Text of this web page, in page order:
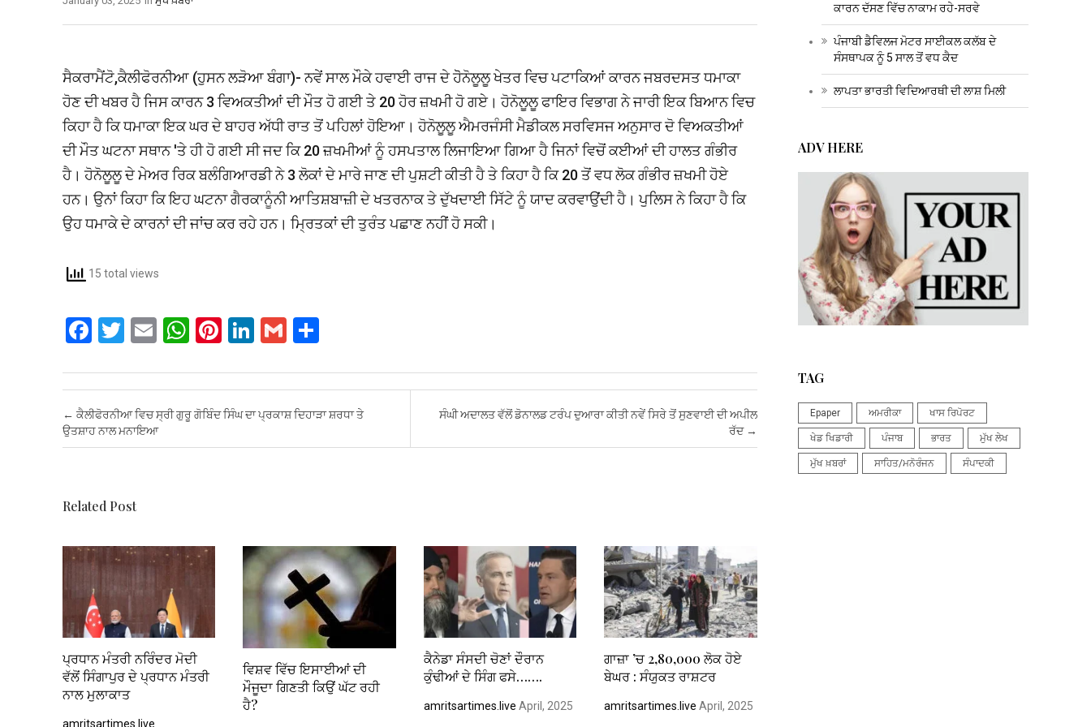
ਸੈਕਰਾਮੈਂਟੋ,ਕੈਲੀਫੋਰਨੀਆ (ਹੁਸਨ ਲੜੋਆ ਬੰਗਾ)- ਨਵੇਂ ਸਾਲ ਮੌਕੇ ਹਵਾਈ ਰਾਜ ਦੇ ਹੋੋਨੋਲੂਲੂ ਖੇਤਰ ਵਿਚ ਪਟਾਕਿਆਂ ਕਾਰਨ ਜਬਰਦਸਤ ਧਮਾਕਾ
ਹੋਣ ਦੀ ਖਬਰ ਹੈ ਜਿਸ ਕਾਰਨ 3 ਵਿਅਕਤੀਆਂ ਦੀ ਮੌਤ ਹੋ ਗਈ ਤੇ 20 ਹੋਰ ਜ਼ਖਮੀ ਹੋ ਗਏ। ਹੋਨੋਲੂਲੂ ਫਾਇਰ ਵਿਭਾਗ ਨੇ ਜਾਰੀ ਇਕ ਬਿਆਨ ਵਿਚ
ਕਿਹਾ ਹੈ ਕਿ ਧਮਾਕਾ ਇਕ ਘਰ ਦੇ ਬਾਹਰ ਅੱਧੀ ਰਾਤ ਤੋਂ ਪਹਿਲਾਂ ਹੋਇਆ। ਹੋਨੋਲੂਲੂ ਐਮਰਜੰਸੀ ਮੈਡੀਕਲ ਸਰਵਿਸਜ ਅਨੁਸਾਰ ਦੋ ਵਿਅਕਤੀਆਂ
ਦੀ ਮੌਤ ਘਟਨਾ ਸਥਾਨ 'ਤੇ ਹੀ ਹੋ ਗਈ ਸੀ ਜਦ ਕਿ 20 ਜ਼ਖਮੀਆਂ ਨੂੰ ਹਸਪਤਾਲ ਲਿਜਾਇਆ ਗਿਆ ਹੈ ਜਿਨਾਂ ਵਿਚੋਂ ਕਈਆਂ ਦੀ ਹਾਲਤ ਗੰਭੀਰ
ਹੈ। ਹੋਨੋਲੂਲੂ ਦੇ ਮੇਅਰ ਰਿਕ ਬਲੰਗਿਆਰਡੀ ਨੇ 3 ਲੋਕਾਂ ਦੇ ਮਾਰੇ ਜਾਣ ਦੀ ਪੁਸ਼ਟੀ ਕੀਤੀ ਹੈ ਤੇ ਕਿਹਾ ਹੈ ਕਿ 20 ਤੋਂ ਵਧ ਲੋਕ ਗੰਭੀਰ ਜ਼ਖਮੀ ਹੋਏ
ਹਨ। ਉਨਾਂ ਕਿਹਾ ਕਿ ਇਹ ਘਟਨਾ ਗੈਰਕਾਨੂੰਨੀ ਆਤਿਸ਼ਬਾਜ਼ੀ ਦੇ ਖਤਰਨਾਕ ਤੇ ਦੁੱਖਦਾਈ ਸਿੱਟੇ ਨੂੰ ਯਾਦ ਕਰਵਾਉਂਦੀ ਹੈ। ਪੁਲਿਸ ਨੇ ਕਿਹਾ ਹੈ ਕਿ
ਉਹ ਧਮਾਕੇ ਦੇ ਕਾਰਨਾਂ ਦੀ ਜਾਂਚ ਕਰ ਰਹੇ ਹਨ। ਮ੍ਰਿਤਕਾਂ ਦੀ ਤੁਰੰਤ ਪਛਾਣ ਨਹੀਂ ਹੋ ਸਕੀ।
15 total views
F
ce
b
o
T
tt
er
E
ail
W
at
s
Pi
er
es
Li
ke
dI
G
ail ar
e
Post navigation
← ਕੈਲੀਫੋਰਨੀਆ ਵਿਚ ਸ੍ਰੀ ਗੁਰੂ ਗੋਬਿੰਦ ਸਿੰਘ ਦਾ ਪ੍ਰਕਾਸ਼ ਦਿਹਾੜਾ ਸ਼ਰਧਾ ਤੇ
ਉਤਸ਼ਾਹ ਨਾਲ ਮਨਾਇਆ
ਸੰਘੀ ਅਦਾਲਤ ਵੱਲੋਂ ਡੋਨਾਲਡ ਟਰੰਪ ਦੁਆਰਾ ਕੀਤੀ ਨਵੇਂ ਸਿਰੇ ਤੋਂ ਸੁਣਵਾਈ ਦੀ ਅਪੀਲ
ਰੱਦ →
Related Post
ਪ੍ਰਧਾਨ ਮੰਤਰੀ ਨਰਿੰਦਰ ਮੋਦੀ
ਵੱਲੋਂ ਸਿੰਗਾਪੁਰ ਦੇ ਪ੍ਰਧਾਨ ਮੰਤਰੀ
ਨਾਲ ਮੁਲਾਕਾਤ
amritsartimes.live
ਵਿਸ਼ਵ ਵਿੱਚ ਇਸਾਈਆਂ ਦੀ
ਮੌਜੂਦਾ ਗਿਣਤੀ ਕਿਉਂ ਘੱਟ ਰਹੀ
ਹੈ?
ਕੈਨੇਡਾ ਸੰਸਦੀ ਚੋਣਾਂ ਦੌਰਾਨ
ਕੁੰਢੀਆਂ ਦੇ ਸਿੰਗ ਫਸੇ…….
amritsartimes.live April, 2025
ਗਾਜ਼ਾ ’ਚ 2,80,000 ਲੋਕ ਹੋਏ
ਬੇਘਰ : ਸੰਯੁਕਤ ਰਾਸ਼ਟਰ
amritsartimes.live April, 2025
ਕਾਰਨ ਦੱਸਣ ਵਿੱਚ ਨਾਕਾਮ ਰਹੇ-ਸਰਵੇ
ਪੰਜਾਬੀ ਡੈਵਿਲਜ ਮੋਟਰ ਸਾਈਕਲ ਕਲੱਬ ਦੇ
ਸੰਸਥਾਪਕ ਨੂੰ 5 ਸਾਲ ਤੋਂ ਵਧ ਕੈਦ
ਲਾਪਤਾ ਭਾਰਤੀ ਵਿਦਿਆਰਥੀ ਦੀ ਲਾਸ਼ ਮਿਲੀ
ADV HERE
TAG
Epaper ਅਮਰੀਕਾ ਖਾਸ ਰਿਪੋਰਟ
ਖੇਡ ਖਿਡਾਰੀ ਪੰਜਾਬ ਭਾਰਤ ਮੁੱਖ ਲੇਖ
ਮੁੱਖ ਖ਼ਬਰਾਂ ਸਾਹਿਤ/ਮਨੋਰੰਜਨ ਸੰਪਾਦਕੀ